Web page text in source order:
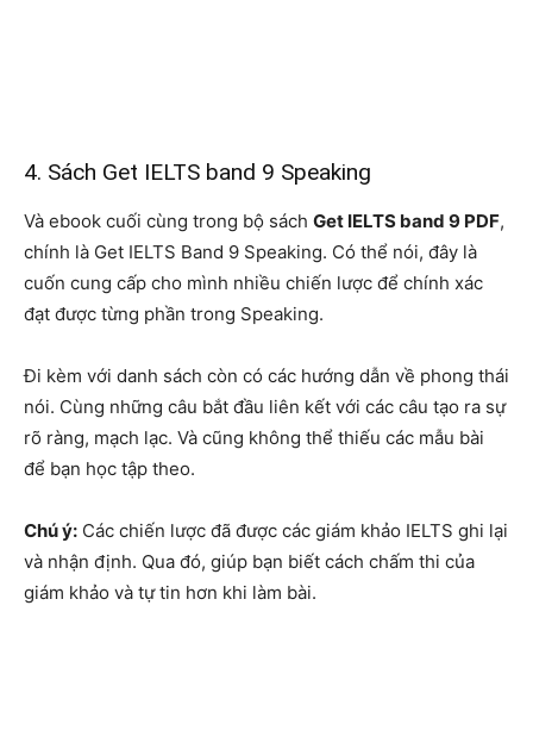
4. Sách Get IELTS band 9 Speaking
Và ebook cuối cùng trong bộ sách Get IELTS band 9 PDF,
chính là Get IELTS Band 9 Speaking. Có thể nói, đây là
cuốn cung cấp cho mình nhiều chiến lược để chính xác
đạt được từng phần trong Speaking.
Đi kèm với danh sách còn có các hướng dẫn về phong thái
nói. Cùng những câu bắt đầu liên kết với các câu tạo ra sự
rõ ràng, mạch lạc. Và cũng không thể thiếu các mẫu bài
để bạn học tập theo.
Chú ý: Các chiến lược đã được các giám khảo IELTS ghi lại
và nhận định. Qua đó, giúp bạn biết cách chấm thi của
giám khảo và tự tin hơn khi làm bài.